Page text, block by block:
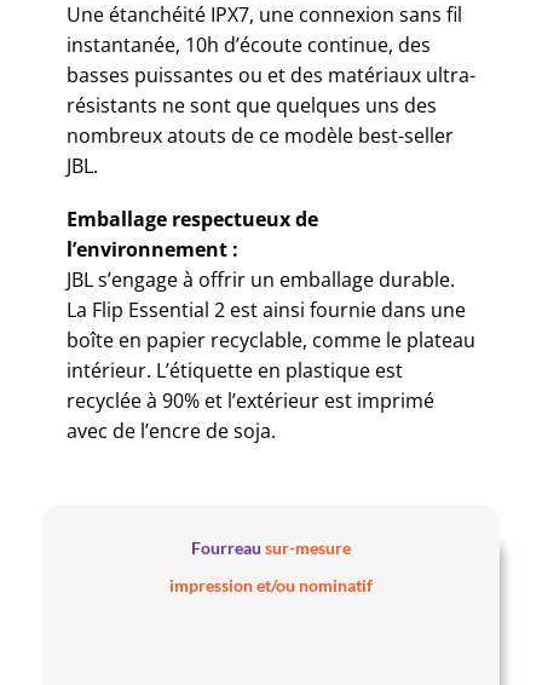
Une étanchéité IPX7, une connexion sans fil
instantanée, 10h d’écoute continue, des
basses puissantes ou et des matériaux ultra-
résistants ne sont que quelques uns des
nombreux atouts de ce modèle best-seller
JBL.
Emballage respectueux de
l’environnement :
JBL s’engage à offrir un emballage durable.
La Flip Essential 2 est ainsi fournie dans une
boîte en papier recyclable, comme le plateau
intérieur. L’étiquette en plastique est
recyclée à 90% et l’extérieur est imprimé
avec de l’encre de soja.
Fourreau sur-mesure
impression et/ou nominatif